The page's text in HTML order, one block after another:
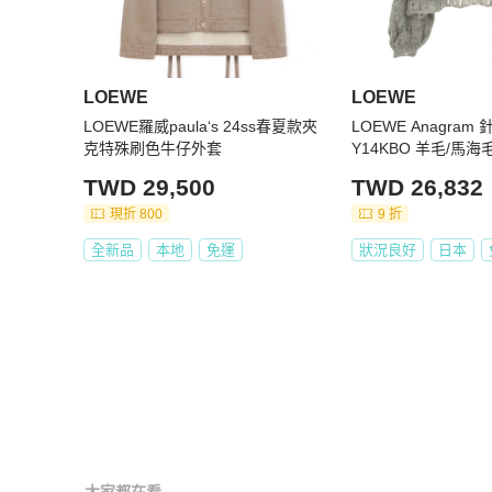
LOEWE
LOEWE羅威paula‘s 24ss春夏款夾
克特殊刷色牛仔外套
TWD 29,500
現折 800
全新品 本地 免運
LOEWE
LOEWE Anagram
Y14KBO 羊毛/馬海
TWD 26,832
9 折
狀況良好 日本